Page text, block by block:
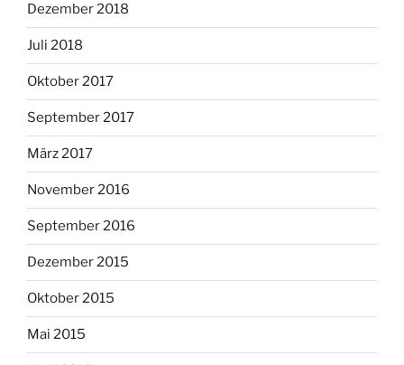
Dezember 2018
Juli 2018
Oktober 2017
September 2017
März 2017
November 2016
September 2016
Dezember 2015
Oktober 2015
Mai 2015